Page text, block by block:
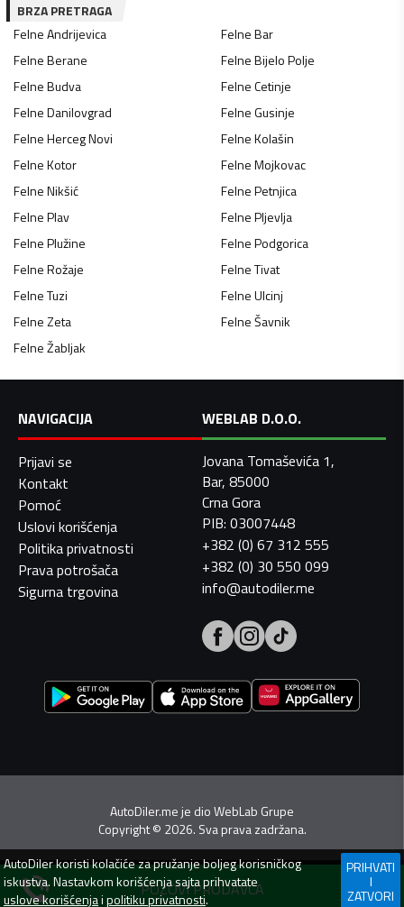
POZOVI PRODAVCA
BRZA PRETRAGA
FelneAndrijevica FelneBar
FelneBerane FelneBijelo Polje
FelneBudva FelneCetinje
FelneDanilovgrad FelneGusinje
FelneHerceg Novi FelneKolašin
FelneKotor FelneMojkovac
FelneNikšić FelnePetnjica
FelnePlav FelnePljevlja
FelnePlužine FelnePodgorica
FelneRožaje FelneTivat
FelneTuzi FelneUlcinj
FelneZeta FelneŠavnik
FelneŽabljak
NAVIGACIJA
Prijavi se
Kontakt
Pomoć
Uslovi korišćenja
Politika privatnosti
Prava potrošača
Sigurna trgovina
WEBLAB D.O.O.
Jovana Tomaševića 1,
Bar, 85000
Crna Gora
PIB: 03007448
+382 (0) 67 312 555
+382 (0) 30 550 099
info@autodiler.me
AutoDiler.me je dioWebLab Grupe
Copyright© 2026. Sva prava zadržana.
AutoDilerkoristi kolačiće za pružanje boljeg korisničkog
iskustva. Nastavkom korišćenja sajta prihvatate
uslove korišćenjaipolitiku privatnosti.
PRIHVATI
I
ZATVORI